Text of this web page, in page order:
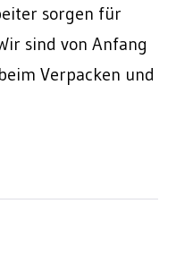
sorgen für
sind von Anfang
Verpacken und